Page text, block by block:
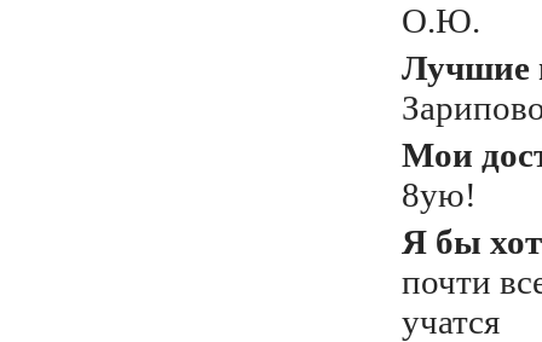
О.Ю.
Лучшие
Мои
8ую!
Я бы
почти
учатся